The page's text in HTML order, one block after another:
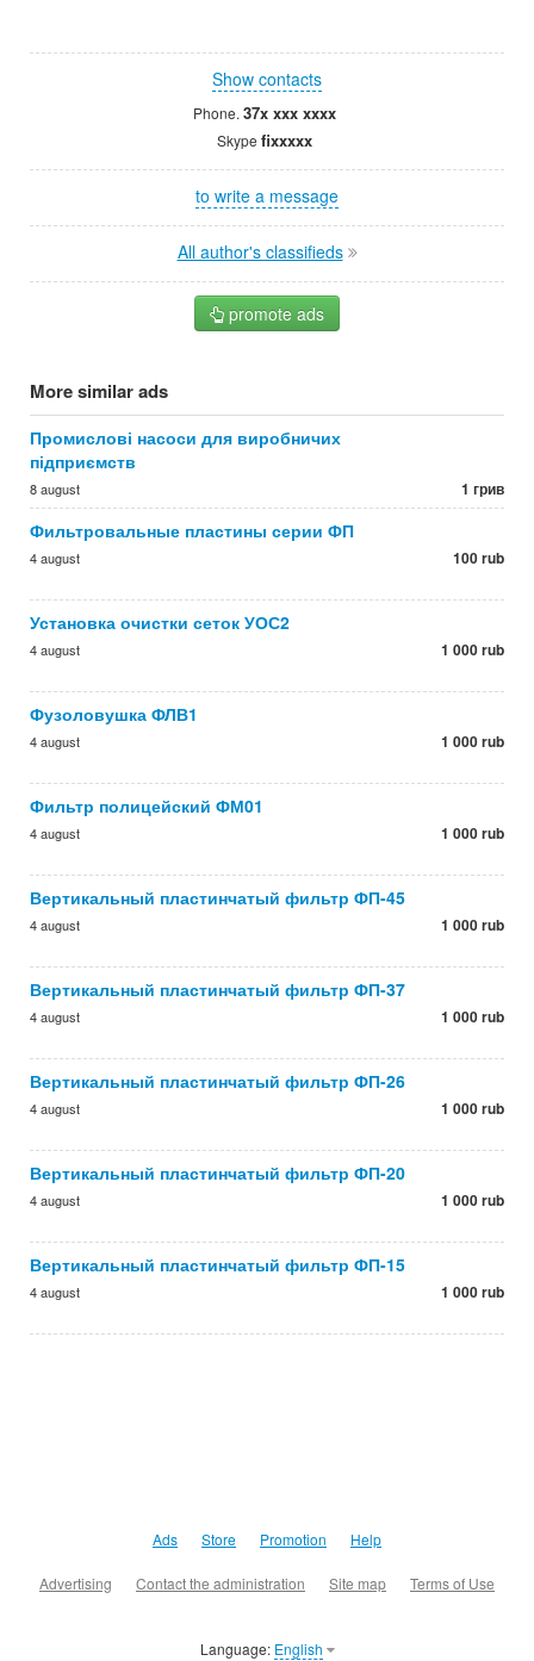
Show contacts
Phone. 37x xxx xxxx
Skype fixxxxx
to write a message
All author's classifieds
promote ads
More similar ads
Промислові насоси для виробничих
підприємств
8 august 1 грив
Фильтровальные пластины серии ФП
4 august 100 rub
Установка очистки сеток УОС2
4 august 1 000 rub
Фузоловушка ФЛВ1
4 august 1 000 rub
Фильтр полицейский ФМ01
4 august 1 000 rub
Вертикальный пластинчатый фильтр ФП-45
4 august 1 000 rub
Вертикальный пластинчатый фильтр ФП-37
4 august 1 000 rub
Вертикальный пластинчатый фильтр ФП-26
4 august 1 000 rub
Вертикальный пластинчатый фильтр ФП-20
4 august 1 000 rub
Вертикальный пластинчатый фильтр ФП-15
4 august 1 000 rub
Ads Store Promotion Help
Advertising Contact the administration Site map Terms of Use
Language: English